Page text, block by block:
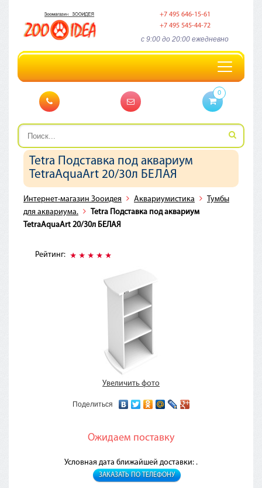
+7 495 646-15-61
+7 495 545-44-72
c 9:00 до 20:00 ежедневно
Toggle
navigation
0
Tetra Подставка под аквариум
TetraAquaArt 20/30л БЕЛАЯ
Интернет-магазин Зооидея Аквариумистика
Тумбы
для аквариума.
Tetra Подставка под аквариум
TetraAquaArt 20/30л БЕЛАЯ
Рейтинг:
Увеличить фото
Поделиться
Ожидаем поставку
Условная дата ближайшей доставки: .
ЗАКАЗАТЬ ПО ТЕЛЕФОНУ